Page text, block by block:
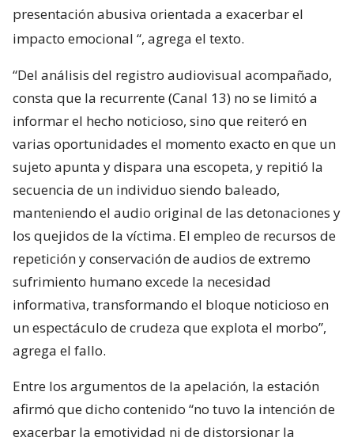
presentación abusiva orientada a exacerbar el
impacto emocional “, agrega el texto.
“Del análisis del registro audiovisual acompañado,
consta que la recurrente (Canal 13) no se limitó a
informar el hecho noticioso, sino que reiteró en
varias oportunidades el momento exacto en que un
sujeto apunta y dispara una escopeta, y repitió la
secuencia de un individuo siendo baleado,
manteniendo el audio original de las detonaciones y
los quejidos de la víctima. El empleo de recursos de
repetición y conservación de audios de extremo
sufrimiento humano excede la necesidad
informativa, transformando el bloque noticioso en
un espectáculo de crudeza que explota el morbo”,
agrega el fallo.
Entre los argumentos de la apelación, la estación
afirmó que dicho contenido “no tuvo la intención de
exacerbar la emotividad ni de distorsionar la